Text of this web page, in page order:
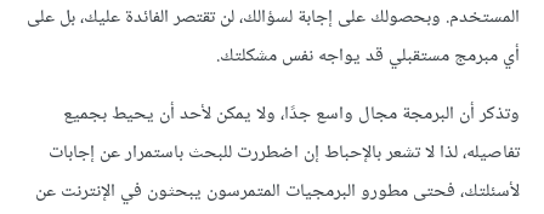
المستخدم. وبحصولك على إجابة لسؤالك، لن تقتصر الفائدة عليك، بل على
أي مبرمج مستقبلي قد يواجه نفس مشكلتك.
وتذكر أن البرمجة مجال واسع جدًا، ولا يمكن لأحد أن يحيط بجميع
تفاصيله، لذا لا تشعر بالإحباط إن اضطررت للبحث باستمرار عن إجابات
لأسئلتك، فحتى مطورو البرمجيات المتمرسون يبحثون في الإنترنت عن